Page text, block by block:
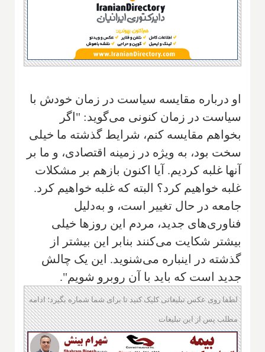
او درباره مقایسه سیاست در زمان خودش با
سیاست در زمان کنونی می‌گوید: "اگر
بخواهم مقایسه کنم، شرایط گذشته ما خیلی
سخت بود، به ویژه در زمینه اقتصادی، و ما بر
آنها غلبه کردیم. آیا اکنون بازهم بر مشکلات
غلبه خواهیم کرد؟ البته که غلبه خواهیم کرد.
جامعه در حال تغییر است، و به‌دلیل
فناوری‌های جدید، مردم این روزها خیلی
بیشتر شکایت می‌کنند بنابر این بیشتر از
گذشته در اینباره می‌شنوید. این یک چالش
جدید است که باید با آن روبرو شویم".
لطفا روی عکس تبلیغاتی کلیک کنید تا برای شما شماره بگیرد؛ ادامه
مطلب پس از این تبلیغات